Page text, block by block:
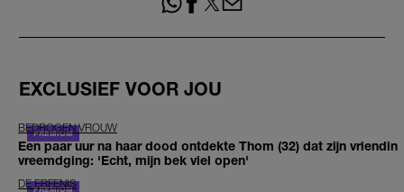
EXCLUSIEF VOOR JOU
BEDROGEN VROUW
Een paar uur na haar dood ontdekte Thom (32) dat zijn vriendin
vreemdging: 'Echt, mijn bek viel open'
DE ERFENIS